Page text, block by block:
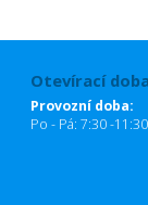
Otevírací
Provozní doba:
Po - Pá: 7:30 -